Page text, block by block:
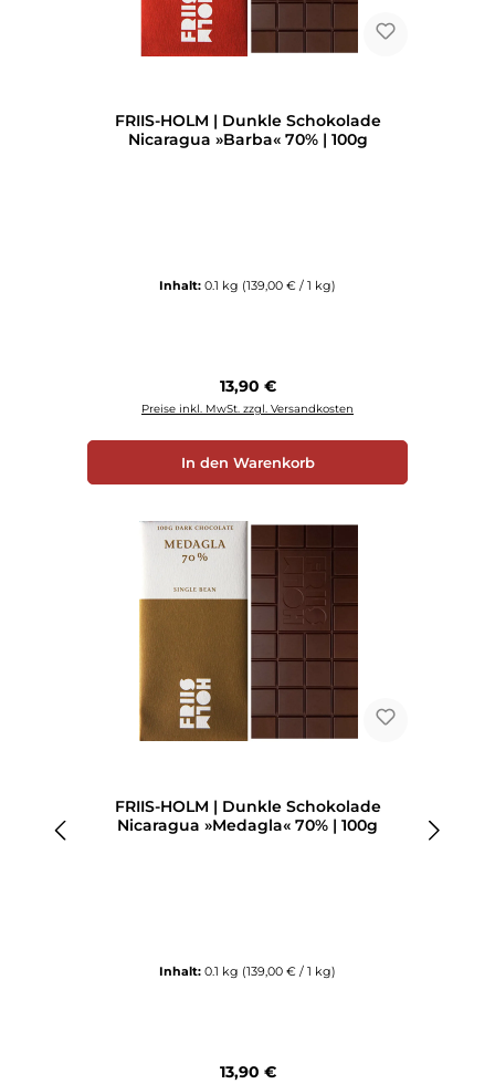
FRIIS-HOLM | Dunkle Schokolade
Nicaragua »Barba« 70% | 100g
Inhalt: 0.1 kg (139,00 € / 1 kg)
Regulärer Preis:
13,90 €
Preise inkl. MwSt. zzgl. Versandkosten
In den Warenkorb
FRIIS-HOLM | Dunkle Schokolade
Nicaragua »Medagla« 70% | 100g
Inhalt: 0.1 kg (139,00 € / 1 kg)
Regulärer Preis:
13,90 €